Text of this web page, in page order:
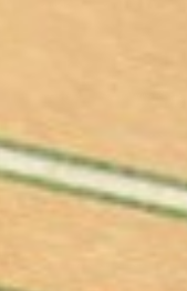
tjek
Referencer
Kontakt